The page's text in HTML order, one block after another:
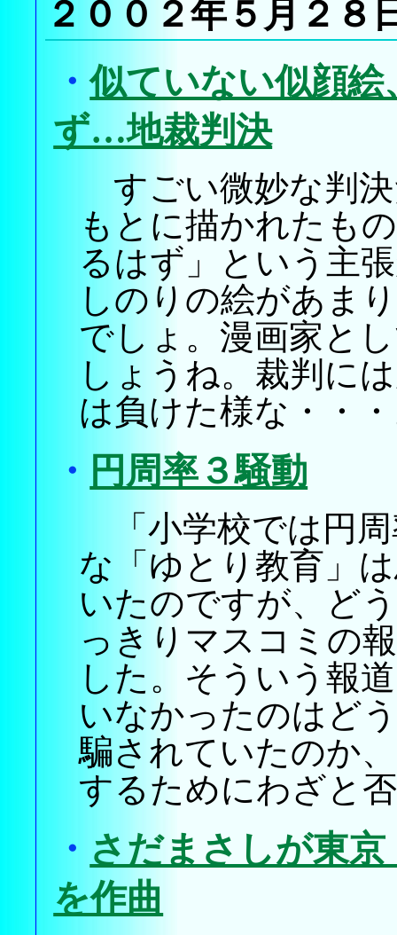
２００２年５月２８
・似ていない似顔
ず…地裁判決
すごい微妙な判
もとに描かれたも
るはず」という主
しのりの絵があま
でしょ。漫画家と
しょうね。裁判に
は負けた様な・・
・ 円周率３騒動
「小学校では円
な「ゆとり教育」
いたのですが、ど
っきりマスコミの
した。そういう報
いなかったのはど
騙されていたのか
するためにわざと
・ さだまさしが東
を作曲